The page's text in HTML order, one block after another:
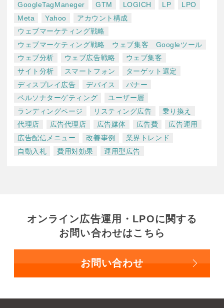
GoogleTagManeger
GTM LOGICH LP
LPO
Meta
Yahoo
アカウント構成
ウェブマーケティング戦略
ウェブマーケティング戦略 ウェブ集客 Googleツール
ウェブ分析
ウェブ広告戦略
ウェブ集客
サイト分析
スマートフォン
ターゲット選定
ディスプレイ広告
デバイス
バナー
ペルソナターゲティング
ユーザー層
ランディングページ
リスティング広告
乗り換え
代理店
広告代理店 広告媒体 広告費
広告運用
広告配信メニュー
改善事例
業界トレンド
自動入札
費用対効果 運用型広告
オンライン広告運用・LPOに関する
お問い合わせはこちら
お問い合わせ